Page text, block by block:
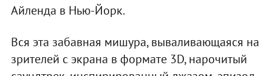
Айленда в Нью-Йорк.
Вся эта забавная мишура, вываливающаяся на
зрителей с экрана в формате 3D, нарочитый